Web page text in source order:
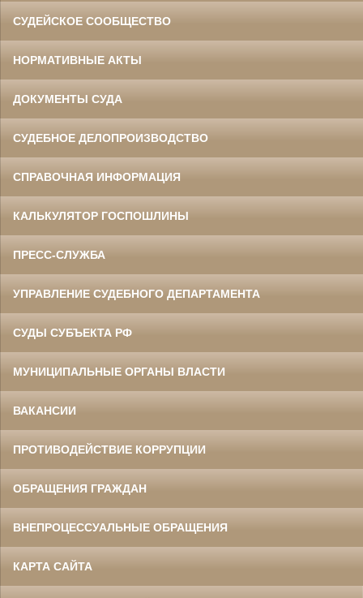
СУДЕЙСКОЕ СООБЩЕСТВО
НОРМАТИВНЫЕ АКТЫ
ДОКУМЕНТЫ СУДА
СУДЕБНОЕ ДЕЛОПРОИЗВОДСТВО
СПРАВОЧНАЯ ИНФОРМАЦИЯ
КАЛЬКУЛЯТОР ГОСПОШЛИНЫ
ПРЕСС-СЛУЖБА
УПРАВЛЕНИЕ СУДЕБНОГО ДЕПАРТАМЕНТА
СУДЫ СУБЪЕКТА РФ
МУНИЦИПАЛЬНЫЕ ОРГАНЫ ВЛАСТИ
ВАКАНСИИ
ПРОТИВОДЕЙСТВИЕ КОРРУПЦИИ
ОБРАЩЕНИЯ ГРАЖДАН
ВНЕПРОЦЕССУАЛЬНЫЕ ОБРАЩЕНИЯ
КАРТА САЙТА